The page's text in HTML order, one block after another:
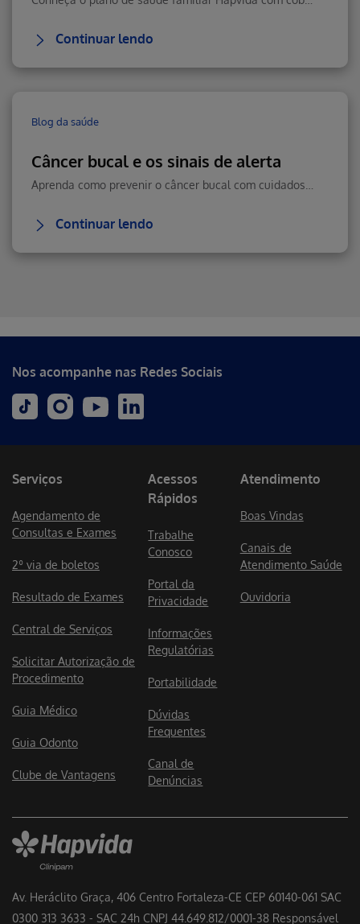
Continuar lendo
Blog da saúde
Câncer bucal e os sinais de alerta
Continuar lendo
Nos acompanhe nas Redes Sociais
Av. Heráclito Graça, 406 Centro Fortaleza-CE CEP 60140-061 SAC
0300 313 3633 - SAC 24h CNPJ 44.649.812/0001-38 Responsável
Serviços
Agendamento de
Consultas e Exames
2º via de boletos
Resultado de Exames
Central de Serviços
Solicitar Autorização de
Procedimento
Guia Médico
Guia Odonto
Clube de Vantagens
Acessos
Rápidos
Trabalhe
Conosco
Portal da
Privacidade
Informações
Regulatórias
Portabilidade
Dúvidas
Frequentes
Canal de
Denúncias
Atendimento
Boas Vindas
Canais de
Atendimento Saúde
Ouvidoria